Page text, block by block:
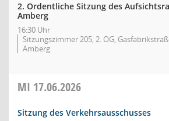
2. Ordentliche Sitzung des
Amberg
16:30 Uhr
Sitzungszimmer 205, 2. OG,
Amberg
MI 17.06.2026
Sitzung des Verkehrsausschusses